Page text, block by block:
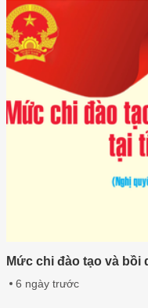
Mức chi đào tạo và
6 ngày trước